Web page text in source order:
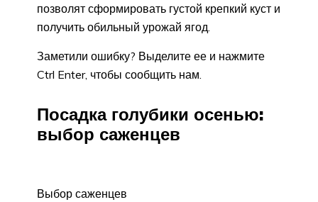
позволят сформировать густой крепкий куст и
получить обильный урожай ягод.
Заметили ошибку? Выделите ее и нажмите
Ctrl Enter, чтобы сообщить нам.
Посадка голубики осенью:
выбор саженцев
Выбор саженцев